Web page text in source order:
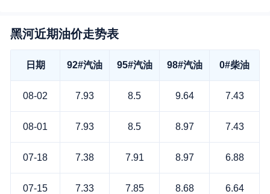
黑河近期油价走势表
日期 92#汽油 95#汽油 98#汽油 0#柴油
08-02 7.93 8.5 9.64 7.43
08-01 7.93 8.5 8.97 7.43
07-18 7.38 7.91 8.97 6.88
07-15 7.33 7.85 8.68 6.64